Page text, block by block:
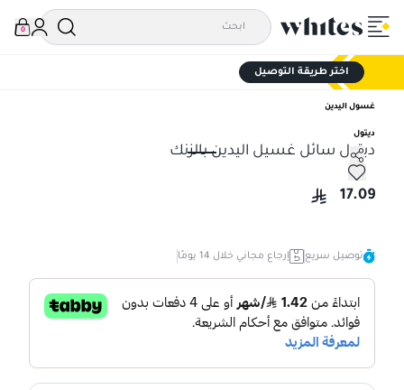
0
اختر طريقة التوصيل
غسول اليدين
ديتول
ديتول سائل غسيل اليدين بالزنك
ديتول سائل غسيل اليدين بالزنك
17.09
توصيل سريع إرجاع مجاني خلال 14 يومًا